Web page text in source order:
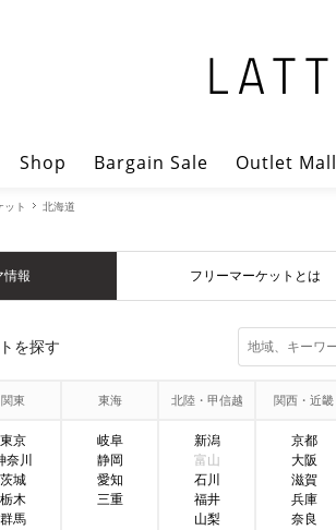
Shop Bargain Sale Outlet Mall
ット 北海道
情報 フリーマーケットとは
を探す
関東 東海 北陸・甲信越 関西・近畿
東京
奈川
茨城
栃木
群馬
岐阜
静岡
愛知
三重
新潟
富山
石川
福井
山梨
京都
大阪
滋賀
兵庫
奈良